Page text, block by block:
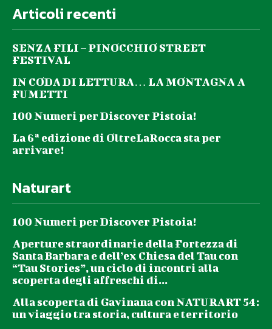
Articoli recenti
SENZA FILI – PINOCCHIO STREET
FESTIVAL
IN CODA DI LETTURA… LA MONTAGNA A
FUMETTI
100 Numeri per Discover Pistoia!
La 6ª edizione di OltreLaRocca sta per
arrivare!
Naturart
100 Numeri per Discover Pistoia!
Aperture straordinarie della Fortezza di
Santa Barbara e dell’ex Chiesa del Tau con
“Tau Stories”, un ciclo di incontri alla
scoperta degli affreschi di...
Alla scoperta di Gavinana con NATURART 54:
un viaggio tra storia, cultura e territorio